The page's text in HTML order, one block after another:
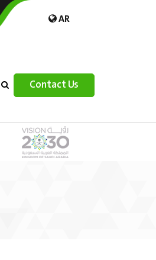
AR
Contact Us